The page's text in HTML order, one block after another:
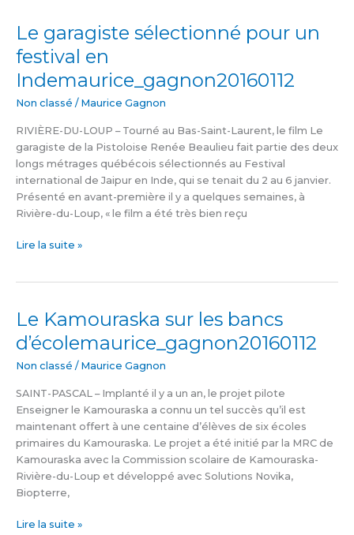
Le garagiste sélectionné pour un
festival en
Indemaurice_gagnon20160112
Non classé / Maurice Gagnon
RIVIÈRE-DU-LOUP – Tourné au Bas-Saint-Laurent, le film Le
garagiste de la Pistoloise Renée Beaulieu fait partie des deux
longs métrages québécois sélectionnés au Festival
international de Jaipur en Inde, qui se tenait du 2 au 6 janvier.
Présenté en avant-première il y a quelques semaines, à
Rivière-du-Loup, « le film a été très bien reçu
Le
garagiste
sélectionné
pour
en
Indemaurice_gagnon20160112
Lire la suite »
Le Kamouraska sur les bancs
d’écolemaurice_gagnon20160112
Non classé / Maurice Gagnon
SAINT-PASCAL – Implanté il y a un an, le projet pilote
Enseigner le Kamouraska a connu un tel succès qu’il est
maintenant offert à une centaine d’élèves de six écoles
primaires du Kamouraska. Le projet a été initié par la MRC de
Kamouraska avec la Commission scolaire de Kamouraska-
Rivière-du-Loup et développé avec Solutions Novika,
Biopterre,
Le
sur
les
d’écolemaurice_gagnon20160112
Lire la suite »